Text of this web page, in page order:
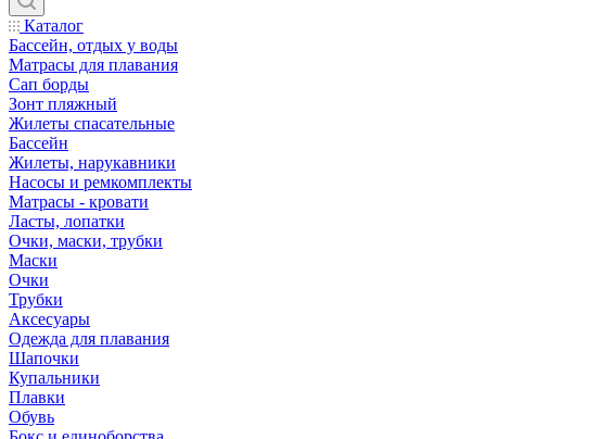
Каталог
Бассейн, отдых у воды
Матрасы для плавания
Сап борды
Зонт пляжный
Жилеты спасательные
Бассейн
Жилеты, нарукавники
Насосы и ремкомплекты
Матрасы - кровати
Ласты, лопатки
Очки, маски, трубки
Маски
Очки
Трубки
Аксесуары
Одежда для плавания
Шапочки
Купальники
Плавки
Обувь